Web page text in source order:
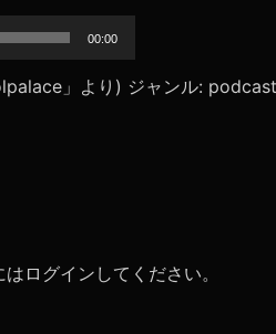
00:00
」より) ジャンル: podcast
はログイン してください。